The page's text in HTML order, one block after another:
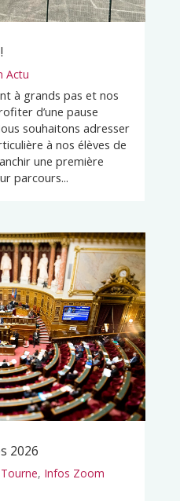
Actu
à grands pas et nos
d’une pause
souhaitons adresser
à nos élèves de
une première
parcours...
2026
, Infos Zoom